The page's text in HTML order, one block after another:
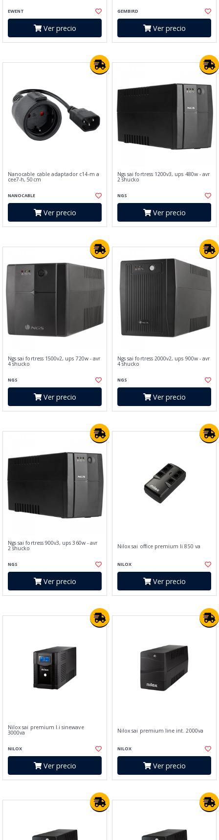
EWENT
Ver precio
GEMBIRD
Ver precio
Nanocable cable adaptador c14-m a
cee7-h, 50cm
NANOCABLE
Ver precio
Ngs sai fortress 1200v3, ups 480w - avr
2 shucko
NGS
Ver precio
Ngs sai fortress 1500v2, ups 720w - avr
4 shucko
NGS
Ver precio
Ngs sai fortress 2000v2, ups 900w - avr
4 shucko
NGS
Ver precio
Ngs sai fortress 900v3, ups 360w - avr
2 shucko
NGS
Ver precio
Nilox sai office premium li 850 va
NILOX
Ver precio
Nilox sai premium l.i sinewave
3000va
NILOX
Ver precio
Nilox sai premium line int. 2000va
NILOX
Ver precio